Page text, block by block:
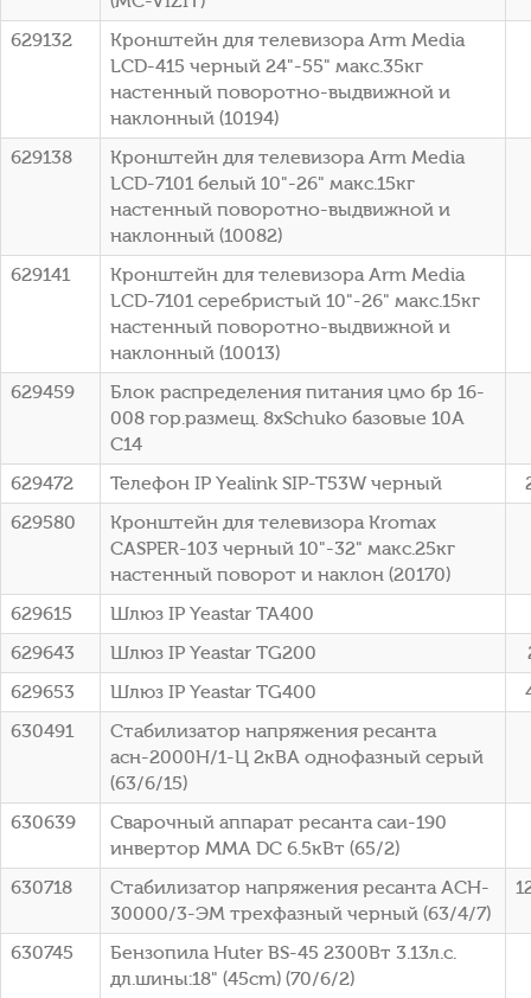
629132
Кронштейн для телевизора Arm Media
LCD-415 черный 24"-55" макс.35кг
настенный поворотно-выдвижной и
наклонный (10194)
629138
Кронштейн для телевизора Arm Media
LCD-7101 белый 10"-26" макс.15кг
настенный поворотно-выдвижной и
наклонный (10082)
629141
Кронштейн для телевизора Arm Media
LCD-7101 серебристый 10"-26" макс.15кг
настенный поворотно-выдвижной и
наклонный (10013)
629459
Блок распределения питания цмо бр 16-
008 гор.размещ. 8xSchuko базовые 10A
C14
629472
Телефон IP Yealink SIP-T53W черный
629580
Кронштейн для телевизора Kromax
CASPER-103 черный 10"-32" макс.25кг
настенный поворот и наклон (20170)
629615
Шлюз IP Yeastar TA400
629643
Шлюз IP Yeastar TG200
629653
Шлюз IP Yeastar TG400
630491
Стабилизатор напряжения ресанта
асн-2000Н/1-Ц 2кВА однофазный серый
(63/6/15)
630639
Сварочный аппарат ресанта саи-190
инвертор ММА DC 6.5кВт (65/2)
630718
Стабилизатор напряжения ресанта ACH-
30000/3-ЭМ трехфазный черный (63/4/7)
630745
Бензопила Huter BS-45 2300Вт 3.13л.с.
дл.шины:18" (45cm) (70/6/2)